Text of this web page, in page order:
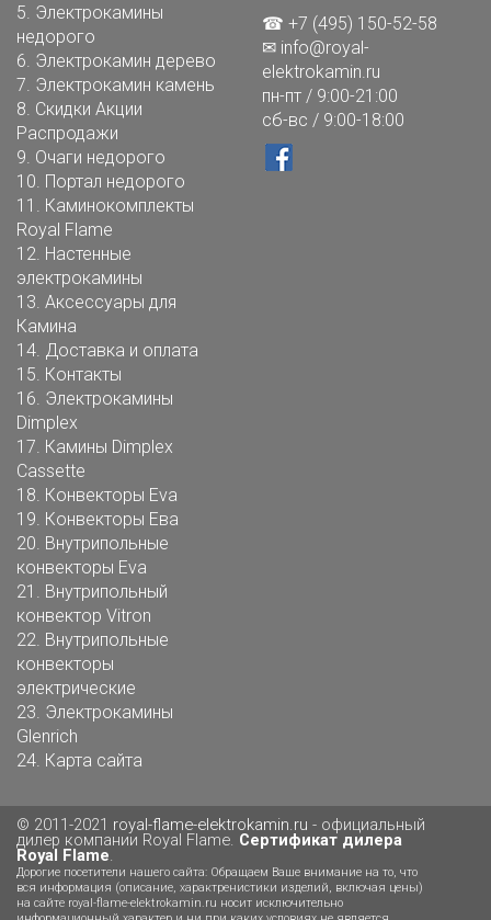
5. Электрокамины
недорого
6. Электрокамин дерево
7. Электрокамин камень
8. Скидки Акции
Распродажи
9. Очаги недорого
10. Портал недорого
11. Каминокомплекты
Royal Flame
12. Настенные
электрокамины
13. Аксессуары для
Камина
14. Доставка и оплата
15. Контакты
16. Электрокамины
Dimplex
17. Камины Dimplex
Cassette
18. Конвекторы Eva
19. Конвекторы Ева
20. Внутрипольные
конвекторы Eva
21. Внутрипольный
конвектор Vitron
22. Внутрипольные
конвекторы
электрические
23. Электрокамины
Glenrich
24. Карта сайта
☎ +7 (495) 150-52-58
✉ info@royal-
elektrokamin.ru
пн-пт / 9:00-21:00
сб-вс / 9:00-18:00
© 2011-2021 royal-flame-elektrokamin.ru - официальный
дилер компании Royal Flame. Сертификат дилера
Royal Flame.
Дорогие посетители нашего сайта: Обращаем Ваше внимание на то, что
вся информация (описание, характренистики изделий, включая цены)
на сайте royal-flame-elektrokamin.ru носит исключительно